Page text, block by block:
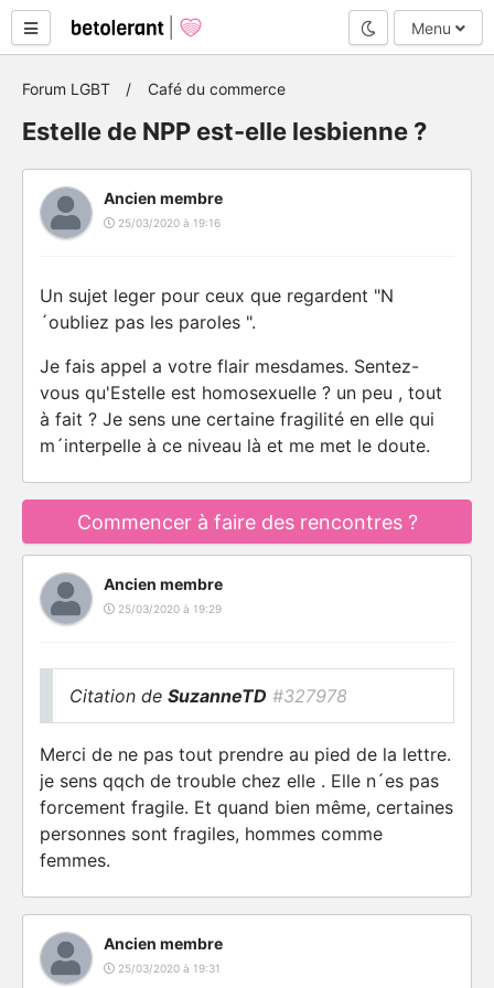
Mode nuit
Menu
Forum LGBT Café du commerce
Estelle de NPP est-elle lesbienne ?
Ancien membre
25/03/2020 à 19:16
Un sujet leger pour ceux que regardent "N
´oubliez pas les paroles ".
Je fais appel a votre flair mesdames. Sentez-
vous qu'Estelle est homosexuelle ? un peu , tout
à fait ? Je sens une certaine fragilité en elle qui
m´interpelle à ce niveau là et me met le doute.
Commencer à faire des rencontres ?
Ancien membre
25/03/2020 à 19:29
Citation de SuzanneTD #327978
Merci de ne pas tout prendre au pied de la lettre.
je sens qqch de trouble chez elle . Elle n´es pas
forcement fragile. Et quand bien même, certaines
personnes sont fragiles, hommes comme
femmes.
Ancien membre
25/03/2020 à 19:31